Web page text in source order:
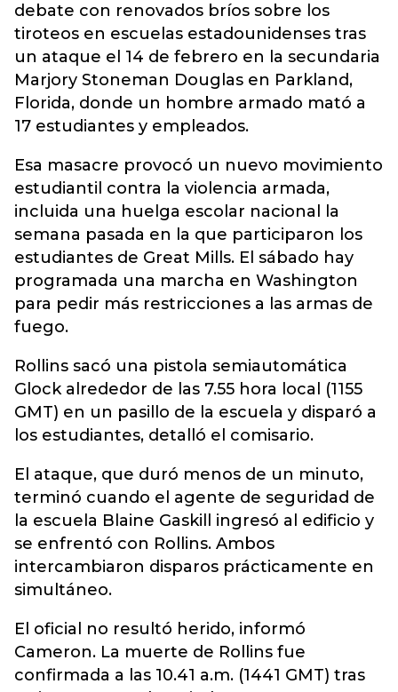
debate con renovados bríos sobre los
tiroteos en escuelas estadounidenses tras
un ataque el 14 de febrero en la secundaria
Marjory Stoneman Douglas en Parkland,
Florida, donde un hombre armado mató a
17 estudiantes y empleados.
Esa masacre provocó un nuevo movimiento
estudiantil contra la violencia armada,
incluida una huelga escolar nacional la
semana pasada en la que participaron los
estudiantes de Great Mills. El sábado hay
programada una marcha en Washington
para pedir más restricciones a las armas de
fuego.
Rollins sacó una pistola semiautomática
Glock alrededor de las 7.55 hora local (1155
GMT) en un pasillo de la escuela y disparó a
los estudiantes, detalló el comisario.
El ataque, que duró menos de un minuto,
terminó cuando el agente de seguridad de
la escuela Blaine Gaskill ingresó al edificio y
se enfrentó con Rollins. Ambos
intercambiaron disparos prácticamente en
simultáneo.
El oficial no resultó herido, informó
Cameron. La muerte de Rollins fue
confirmada a las 10.41 a.m. (1441 GMT) tras